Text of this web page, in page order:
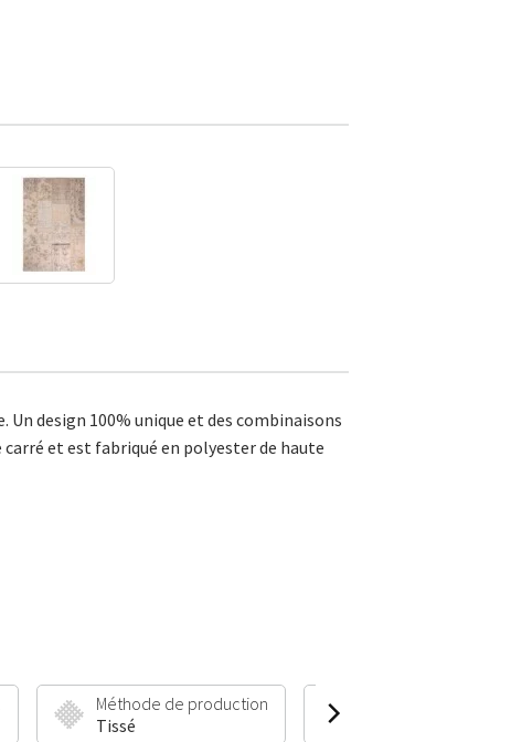
Un design 100% unique et des combinaisons
et est fabriqué en polyester de haute
Méthode de production
Tissé